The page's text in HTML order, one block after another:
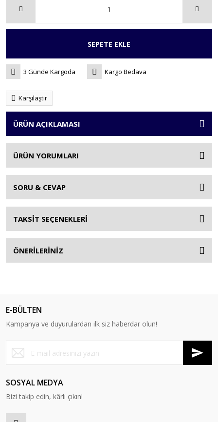
SEPETE EKLE
3 Günde Kargoda Kargo Bedava
Karşılaştır
ÜRÜN AÇIKLAMASI
ÜRÜN YORUMLARI
SORU & CEVAP
TAKSİT SEÇENEKLERİ
ÖNERİLERİNİZ
E-BÜLTEN
Kampanya ve duyurulardan ilk siz haberdar olun!
SOSYAL MEDYA
Bizi takip edin, kârlı çıkın!